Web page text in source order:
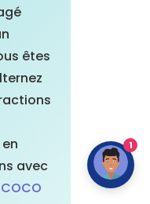
êtes
avec
1